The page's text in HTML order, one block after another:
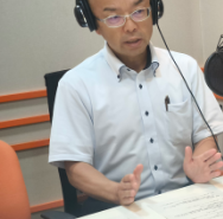
られている習慣です。
■2026年8月8日に宝く
寅の日は、金運にまつわ
ため、宝くじを購入す
す。
大森：ありがとうござい
若井：すごかったよ！
たけれど。